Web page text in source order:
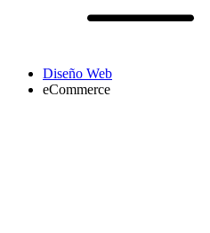
Diseño Web
eCommerce